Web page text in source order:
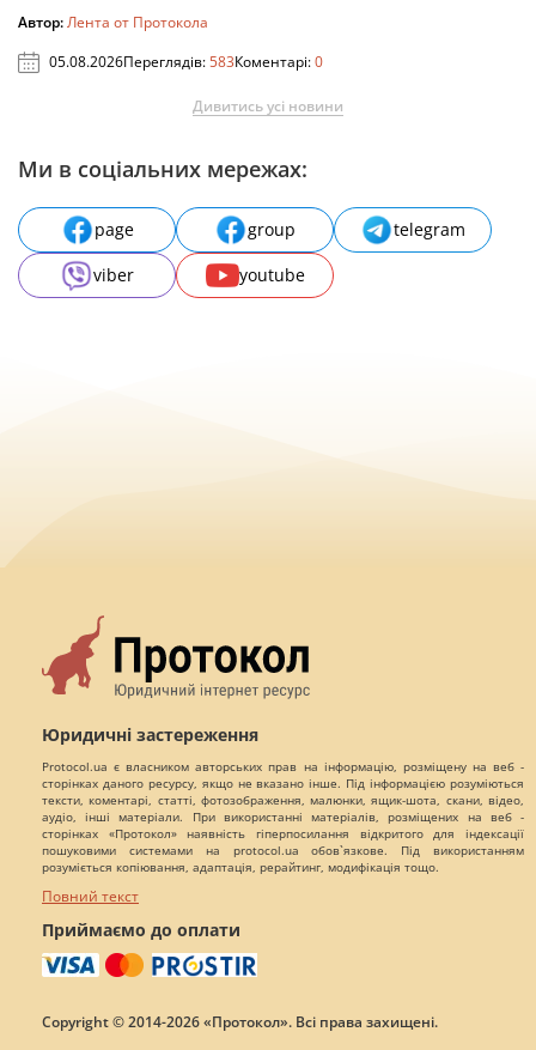
Автор:Лента от Протокола
05.08.2026Переглядів:583Коментарі:0
Дивитись усі новини
Ми в соціальних мережах:
page group
telegram
viber
youtube
Юридичні застереження
Protocol.ua є власником авторських прав на інформацію, розміщену на веб -
сторінках даного ресурсу, якщо не вказано інше. Під інформацією розуміються
тексти, коментарі, статті, фотозображення, малюнки, ящик-шота, скани, відео,
аудіо, інші матеріали. При використанні матеріалів, розміщених на веб -
сторінках «Протокол» наявність гіперпосилання відкритого для індексації
пошуковими системами на protocol.ua обов`язкове. Під використанням
розуміється копіювання, адаптація, рерайтинг, модифікація тощо.
Повний текст
Приймаємо до оплати
Copyright © 2014-2026 «Протокол». Всі права захищені.